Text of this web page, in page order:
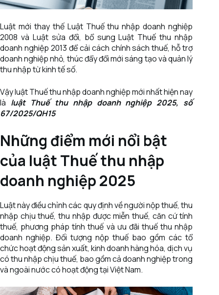
Luật mới thay thế Luật Thuế thu nhập doanh nghiệp
2008 và Luật sửa đổi, bổ sung Luật Thuế thu nhập
doanh nghiệp 2013 để cải cách chính sách thuế, hỗ trợ
doanh nghiệp nhỏ, thúc đẩy đổi mới sáng tạo và quản lý
thu nhập từ kinh tế số.
Vậy luật Thuế thu nhập doanh nghiệp mới nhất hiện nay
là luật Thuế thu nhập doanh nghiệp 2025, số
67/2025/QH15
Những điểm mới nổi bật
của luật Thuế thu nhập
doanh nghiệp 2025
Luật này điều chỉnh các quy định về người nộp thuế, thu
nhập chịu thuế, thu nhập được miễn thuế, căn cứ tính
thuế, phương pháp tính thuế và ưu đãi thuế thu nhập
doanh nghiệp. Đối tượng nộp thuế bao gồm các tổ
chức hoạt động sản xuất, kinh doanh hàng hóa, dịch vụ
có thu nhập chịu thuế, bao gồm cả doanh nghiệp trong
và ngoài nước có hoạt động tại Việt Nam.